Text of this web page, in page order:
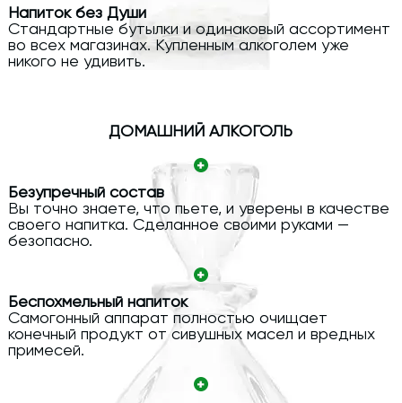
Напиток без Души
Стандартные бутылки и одинаковый ассортимент
во всех магазинах. Купленным алкоголем уже
никого не удивить.
ДОМАШНИЙ АЛКОГОЛЬ
Безупречный состав
Вы точно знаете, что пьете, и уверены в качестве
своего напитка. Сделанное своими руками —
безопасно.
Беспохмельный напиток
Самогонный аппарат полностью очищает
конечный продукт от сивушных масел и вредных
примесей.